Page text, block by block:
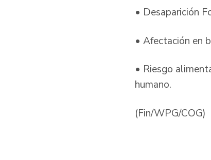
• Desaparición
• Afectación en
• Riesgo
humano.
(Fin/WPG/COG)